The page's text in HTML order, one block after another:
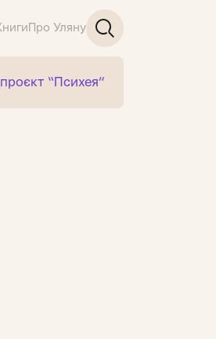
Про Уляну
“Психея”